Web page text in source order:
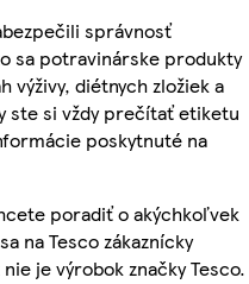
správnosť
sa potravinárske produkty
výživy, diétnych zložiek a
ste si vždy prečítať etiketu
poskytnuté na
poradiť o akýchkoľvek
na Tesco zákaznícky
je výrobok značky Tesco.